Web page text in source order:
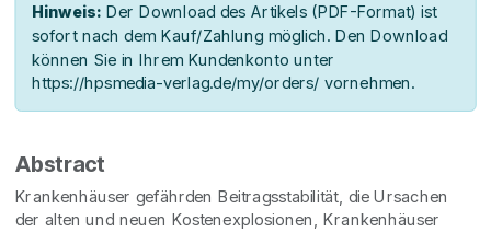
Hinweis: Der Download des Artikels (PDF-Format) ist
sofort nach dem Kauf/Zahlung möglich. Den Download
können Sie in Ihrem Kundenkonto unter
https://hpsmedia-verlag.de/my/orders/ vornehmen.
Abstract
Krankenhäuser gefährden Beitragsstabilität, die Ursachen
der alten und neuen Kostenexplosionen, Krankenhäuser